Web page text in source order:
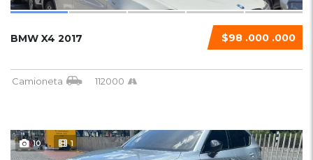
$98 .000 .000
BMW X4 2017
Camioneta 112000
10 1